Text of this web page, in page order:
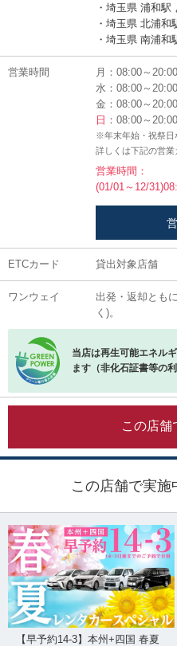
・埼玉県 浦和駅
・埼玉県 北浦和
・埼玉県 南浦和
営業時間 月：08:00～20:00
水：08:00～20:00
金：08:00～20:00
日 ：08:00～20:00
※年末年始・祝祭日
詳しくは下記の営業
営業時間：
(01/01～12/
ETCカード 貸出対象店舗
ワンウェイ
出発・返却とも
く)。
当店は再生可能エネル
ます（非化石証書等の利
この店舗
この店舗で実施
【早予約14-3】本州+四国 春夏